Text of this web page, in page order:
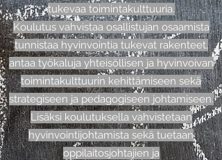
tukevaa toimintakulttuuria.
Koulutus vahvistaa osallistujan osaamista
tunnistaa hyvinvointia tukevat rakenteet,
antaa työkaluja yhteisöllisen ja hyvinvoivan
toimintakulttuurin kehittämiseen sekä
strategiseen ja pedagogiseen johtamiseen.
Lisäksi koulutuksella vahvistetaan
hyvinvointijohtamista sekä tuetaan
oppilaitosjohtajien ja